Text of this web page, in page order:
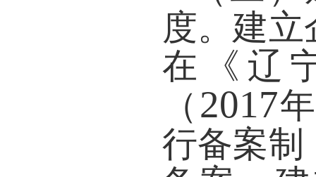
度。 建立
在《辽
（ 2017
行备案制